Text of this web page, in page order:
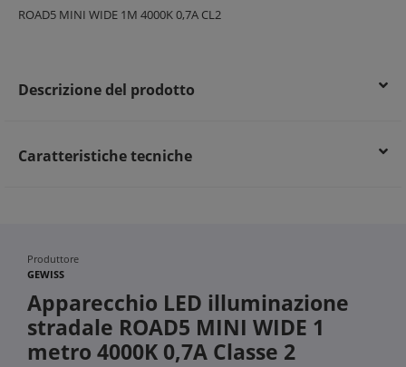
ROAD5 MINI WIDE 1M 4000K 0,7A CL2
Descrizione del prodotto
Caratteristiche tecniche
Produttore
GEWISS
Apparecchio LED illuminazione
stradale ROAD5 MINI WIDE 1
metro 4000K 0,7A Classe 2